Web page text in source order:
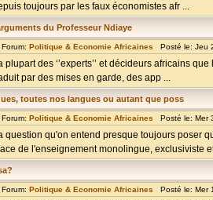
toujours par les faux économistes afr ...
du Professeur Ndiaye
Forum: Politique & Economie Africaines Posté le: Jeu
plupart des ‘’experts’’ et décideurs africains
par des mises en garde, des app ...
toutes nos langues ou autant que poss
Forum: Politique & Economie Africaines Posté le: Mer
question qu'on entend presque toujours poser
de l'enseignement monolingue, exclusiviste
Forum: Politique & Economie Africaines Posté le: Mer